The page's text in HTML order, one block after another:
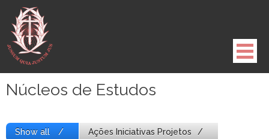
para
conteúdo
Núcleos de Estudos
Show all Ações Iniciativas Projetos